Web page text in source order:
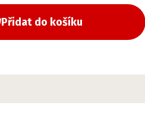
Přidat do košíku